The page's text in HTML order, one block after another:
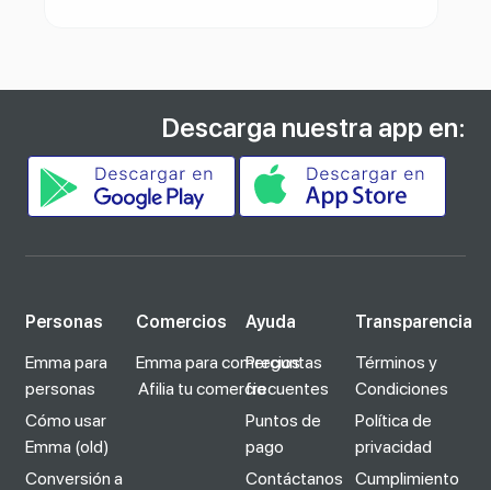
Descarga nuestra app en:
Personas
Emma para
personas
Cómo usar
Emma (old)
Conversión a
Comercios
Emma para comercios
Afilia tu comercio
Ayuda
Preguntas
frecuentes
Puntos de
pago
Contáctanos
Transparencia
Términos y
Condiciones
Política de
privacidad
Cumplimiento